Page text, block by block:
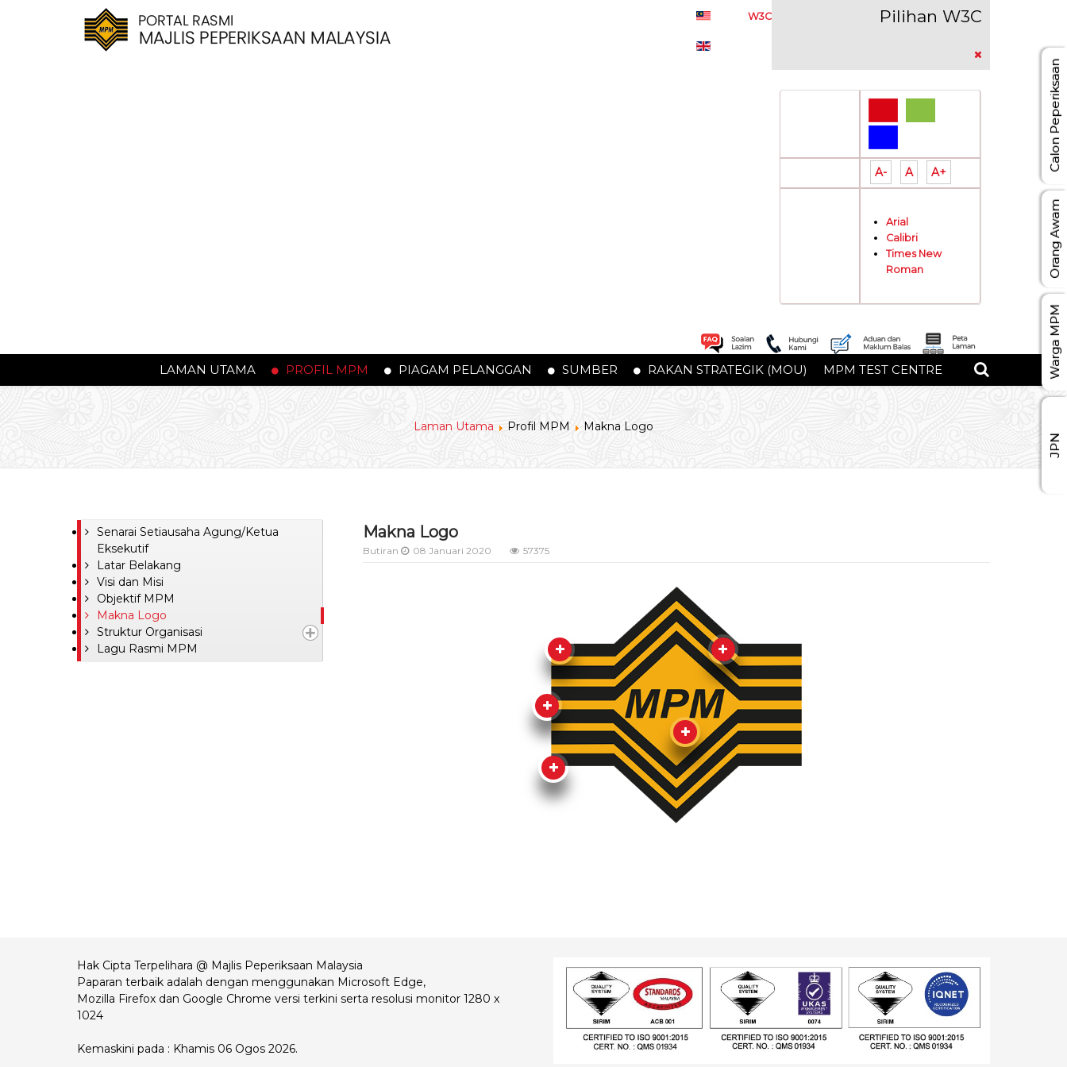
W3C Pilihan W3C
A- A A+
Arial
Calibri
Times New
Roman
LAMAN UTAMA PROFIL MPM PIAGAM PELANGGAN SUMBER RAKAN STRATEGIK (MOU) MPM TEST CENTRE
Laman Utama Profil MPM Makna Logo
Senarai Setiausaha Agung/Ketua
Eksekutif
Latar Belakang
Visi dan Misi
Objektif MPM
Makna Logo
Struktur Organisasi
Lagu Rasmi MPM
Makna Logo
Butiran 08 Januari 2020 57375
Hak Cipta Terpelihara @ Majlis Peperiksaan Malaysia
Paparan terbaik adalah dengan menggunakan Microsoft Edge,
Mozilla Firefox dan Google Chrome versi terkini serta resolusi monitor 1280 x
1024
Kemaskini pada : Khamis 06 Ogos 2026.
Calon Peperiksaan
Orang Awam
JPN
Warga MPM